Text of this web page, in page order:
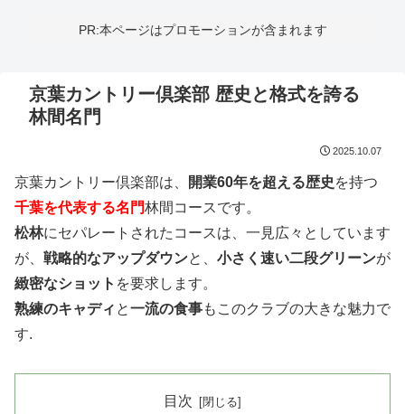
PR:本ページはプロモーションが含まれます
京葉カントリー倶楽部 歴史と格式を誇る
林間名門
2025.10.07
京葉カントリー倶楽部は、 開業60年を超える歴史 を持つ
千葉を代表する名門林間コースです。
松林にセパレートされたコースは、一見広々としています
が、 戦略的なアップダウンと、 小さく速い二段グリーンが
緻密なショット を要求します。
熟練のキャディ と一流の食事もこのクラブの大きな魅力で
す.
目次